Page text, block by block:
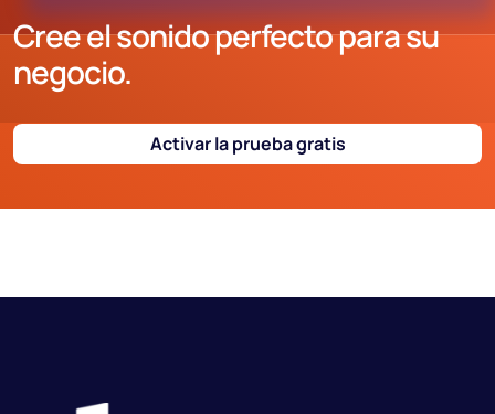
Cree el sonido perfecto para su
negocio.
Activar la prueba gratis